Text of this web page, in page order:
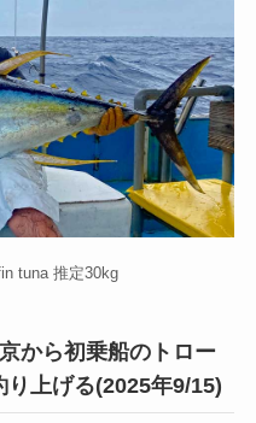
tuna 推定30kg
から初乗船のトロー
り上げる(2025年9/15)